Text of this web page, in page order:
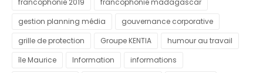
gestion planning média
gouvernance corporative
grille de protection
Groupe KENTIA
humour au travail
île Maurice
Information
informations